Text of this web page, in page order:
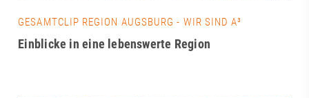
GESAMTCLIP REGION AUGSBURG - WIR SIND A³
Einblicke in eine lebenswerte Region